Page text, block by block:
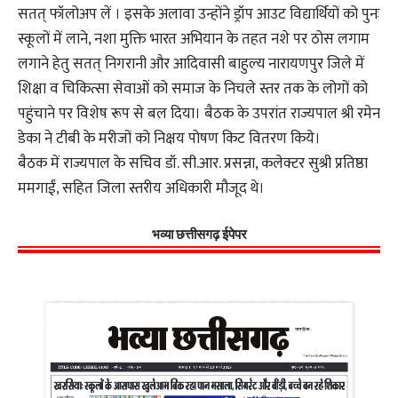
सतत् फॉलोअप लें । इसके अलावा उन्होंने ड्रॉप आउट विद्यार्थियों को पुनः
स्कूलों में लाने, नशा मुक्ति भारत अभियान के तहत नशे पर ठोस लगाम
लगाने हेतु सतत् निगरानी और आदिवासी बाहुल्य नारायणपुर जिले में
शिक्षा व चिकित्सा सेवाओं को समाज के निचले स्तर तक के लोगों को
पहुंचाने पर विशेष रूप से बल दिया। बैठक के उपरांत राज्यपाल श्री रमेन
डेका ने टीबी के मरीजों को निक्षय पोषण किट वितरण किये।
बैठक में राज्यपाल के सचिव डॉ. सी.आर. प्रसन्ना, कलेक्टर सुश्री प्रतिष्ठा
ममगाईं, सहित जिला स्तरीय अधिकारी मौजूद थे।
भव्या छत्तीसगढ़ ईपेपर